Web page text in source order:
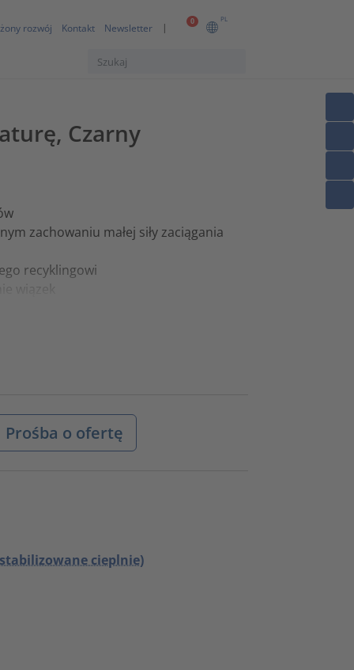
0 PL
rozwój Kontakt Newsletter
Czarny
zachowaniu małej siły zaciągania
recyklingowi
wiązek
Prośba o ofertę
cieplnie)